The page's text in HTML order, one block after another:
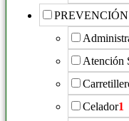
Atención
Celador1